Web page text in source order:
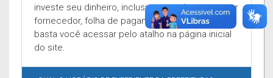
investe seu dinheiro, inclusive com despesas por
fornecedor, folha de pagamento e muito mais,
basta você acessar pelo atalho na página inicial
do site.